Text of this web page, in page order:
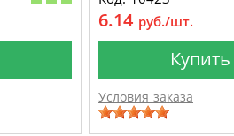
6.14 руб./шт.
Купить
Условия заказа